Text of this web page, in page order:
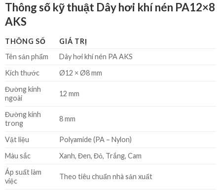
Thông số kỹ thuật Dây hơi khí nén PA12×8
AKS
THÔNG SỐ
GIÁ TRỊ
Tên sản phẩm
Dây hơi khí nén PA AKS
Kích thước
Ø12 × Ø8 mm
Đường kính
ngoài
12 mm
Đường kính
trong
8 mm
Vật liệu
Polyamide (PA – Nylon)
Màu sắc
Xanh, Đen, Đỏ, Trắng, Cam
Áp suất làm
việc
Theo tiêu chuẩn nhà sản xuất